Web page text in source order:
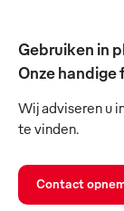
Gebruiken in
Onze
Wij adviseren u
te vinden.
Contact